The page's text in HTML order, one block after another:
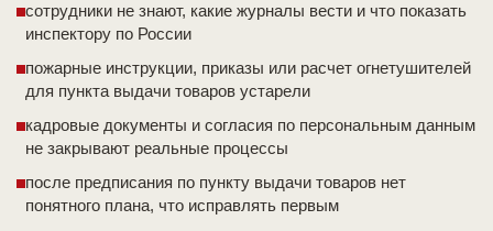
сотрудники не знают, какие журналы вести и что показать
инспектору по России
пожарные инструкции, приказы или расчет огнетушителей
для пункта выдачи товаров устарели
кадровые документы и согласия по персональным данным
не закрывают реальные процессы
после предписания по пункту выдачи товаров нет
понятного плана, что исправлять первым